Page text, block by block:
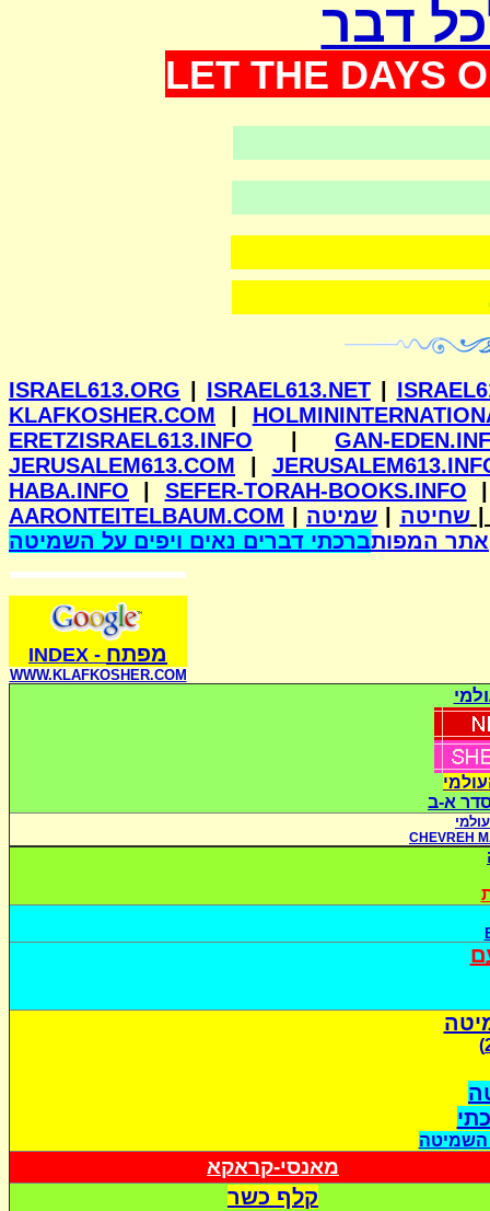
דבר
LET THE DAYS
ISRAEL613.ORG ISRAEL613.NET|
KLAFKOSHER.COM
ERETZISRAEL613.INFO |GAN-
JERUSALEM613.COM
HABA.INFO
SEFER-TORAH-BOOKS.INFO
AARONTEITELBAUM.COM
שמיטה שחיטה
ברכתי דברים נאים ויפים על השמיטהאתר המפות
מפתח -
INDEX
WWW.KLAFKOSHER.COM
סדר א-ב
CHEVREH
השמיטה
מאנסי-קראקא
קלף כשר